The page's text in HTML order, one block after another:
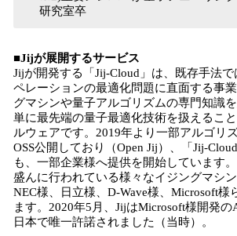
研究室卒
■Jijが展開するサービス
Jijが開発する「Jij-Cloud」は、既存手法
ペレーションの最適化問題に直面する事
グマシンや量子アルゴリズムの専門知識
単に最先端の量子最適化技術を扱えるこ
ルウェアです。2019年より一部アルゴリ
OSS公開しており（Open Jij）、「Jij-
も、一部企業様へ提供を開始しています
盛んに行われている様々なイジングマシン
NEC様、日立様、D-Wave様、Microsoft様
ます。2020年5月、JijはMicrosoft様開発の
日本で唯一許諾されました（当時）。